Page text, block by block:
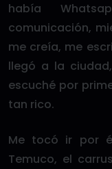
había
comunicación,
me creía, me
llegó a la
escuché por
tan rico.
Me tocó ir por
Temuco, el